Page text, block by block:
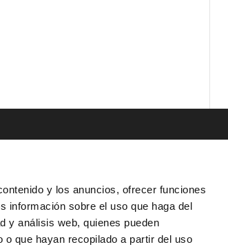
y los anuncios, ofrecer funciones
información sobre el uso que haga del
y análisis web, quienes pueden
que hayan recopilado a partir del uso
^ Aviso Legal
^ Política de Privacidad